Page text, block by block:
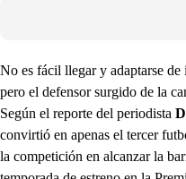
No es fácil llegar y adaptarse
pero el defensor surgido de la
Según el reporte del periodista
convirtió en apenas el tercer
la competición en alcanzar la